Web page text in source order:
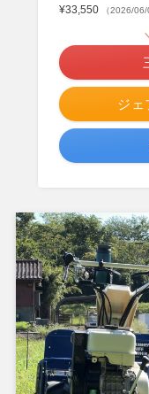
¥33,550
（2026/
ジェ